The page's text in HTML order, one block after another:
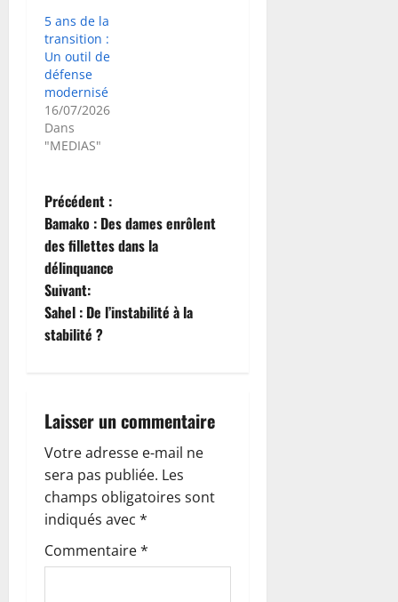
5 ans de la
transition :
Un outil de
défense
modernisé
16/07/2026
Dans
"MEDIAS"
N
a
v
i
t
i
o
n
d
Précédent :
Bamako : Des dames enrôlent
des fillettes dans la
délinquance
Suivant:
Sahel : De l’instabilité à la
stabilité ?
Laisser un commentaire
Votre adresse e-mail ne
sera pas publiée. Les
champs obligatoires sont
indiqués avec *
Commentaire*